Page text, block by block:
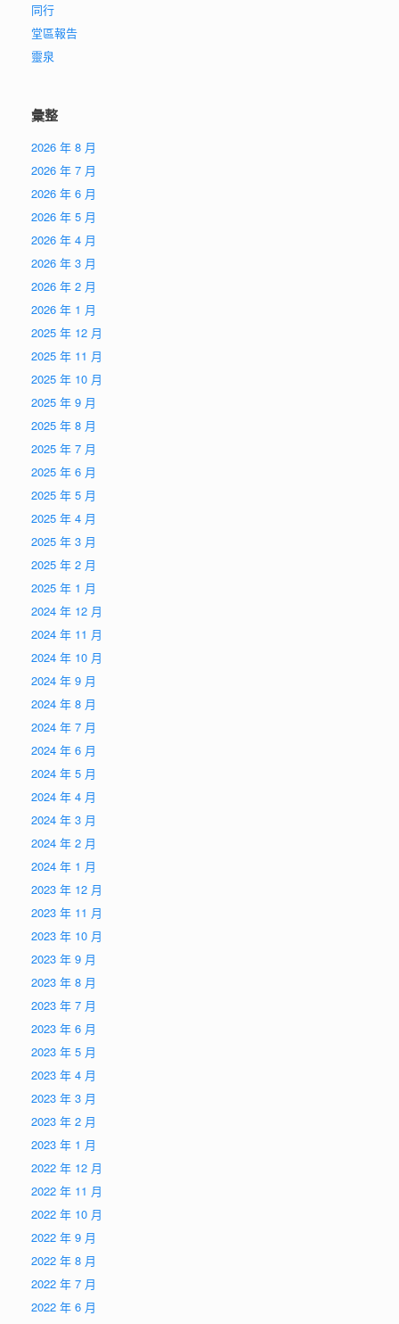
同行
堂區報告
靈泉
彙整
2026 年 8 月
2026 年 7 月
2026 年 6 月
2026 年 5 月
2026 年 4 月
2026 年 3 月
2026 年 2 月
2026 年 1 月
2025 年 12 月
2025 年 11 月
2025 年 10 月
2025 年 9 月
2025 年 8 月
2025 年 7 月
2025 年 6 月
2025 年 5 月
2025 年 4 月
2025 年 3 月
2025 年 2 月
2025 年 1 月
2024 年 12 月
2024 年 11 月
2024 年 10 月
2024 年 9 月
2024 年 8 月
2024 年 7 月
2024 年 6 月
2024 年 5 月
2024 年 4 月
2024 年 3 月
2024 年 2 月
2024 年 1 月
2023 年 12 月
2023 年 11 月
2023 年 10 月
2023 年 9 月
2023 年 8 月
2023 年 7 月
2023 年 6 月
2023 年 5 月
2023 年 4 月
2023 年 3 月
2023 年 2 月
2023 年 1 月
2022 年 12 月
2022 年 11 月
2022 年 10 月
2022 年 9 月
2022 年 8 月
2022 年 7 月
2022 年 6 月